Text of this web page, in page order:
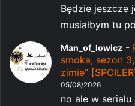
Będzie jeszcze
musiałbym tu
Man_of_lowicz -
smoka, sezon
zimie”
05/08/2026
no ale w